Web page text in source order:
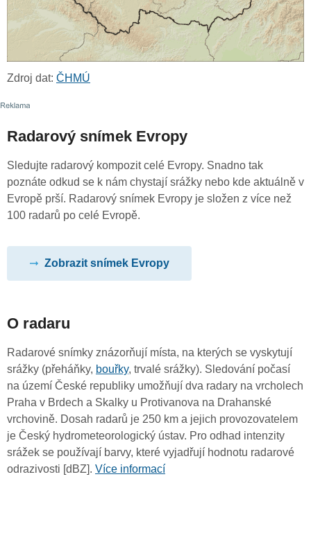
Zdroj dat: ČHMÚ
Radarový snímek Evropy
Sledujte radarový kompozit celé Evropy. Snadno tak
poznáte odkud se k nám chystají srážky nebo kde aktuálně v
Evropě prší. Radarový snímek Evropy je složen z více než
100 radarů po celé Evropě.
Zobrazit snímek Evropy
O radaru
Radarové snímky znázorňují místa, na kterých se vyskytují
srážky (přeháňky, bouřky, trvalé srážky). Sledování počasí
na území České republiky umožňují dva radary na vrcholech
Praha v Brdech a Skalky u Protivanova na Drahanské
vrchovině. Dosah radarů je 250 km a jejich provozovatelem
je Český hydrometeorologický ústav. Pro odhad intenzity
srážek se používají barvy, které vyjadřují hodnotu radarové
odrazivosti [dBZ]. Více informací